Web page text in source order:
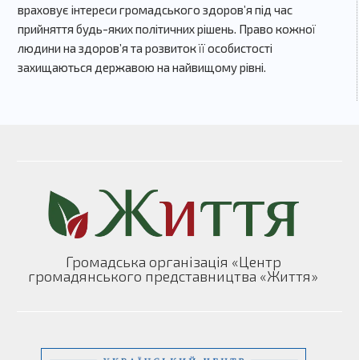
враховує інтереси громадського здоров’я під час
прийняття будь-яких політичних рішень. Право кожної
людини на здоров’я та розвиток її особистості
захищаються державою на найвищому рівні.
Громадська організація «Центр
громадянського представництва «Життя»